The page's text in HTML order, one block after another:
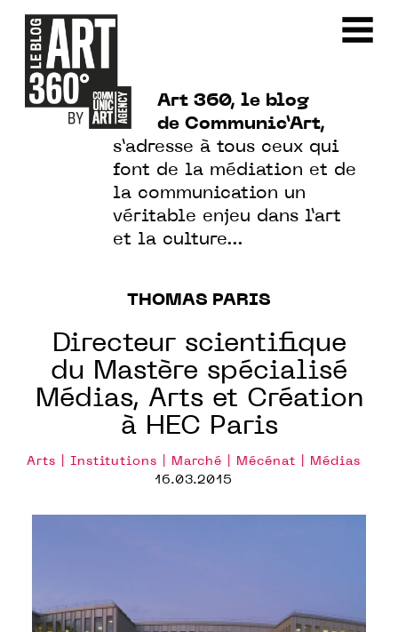
Art 360, le blog
de Communic’Art,
s’adresse à tous ceux qui
font de la médiation et de
la communication un
véritable enjeu dans l’art
et la culture…
THOMAS PARIS
Directeur scientifique
du Mastère spécialisé
Médias, Arts et Création
à HEC Paris
Arts | Institutions | Marché | Mécénat | Médias
16.03.2015